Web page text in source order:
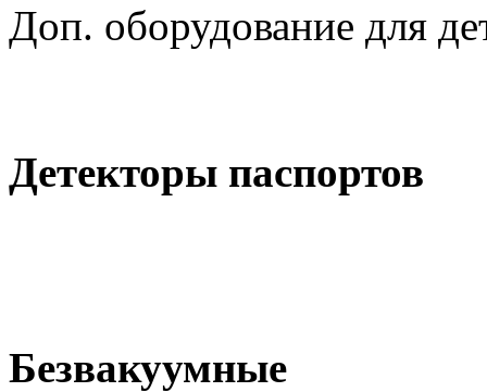
Доп. оборудование для
Детекторы паспортов
Безвакуумные